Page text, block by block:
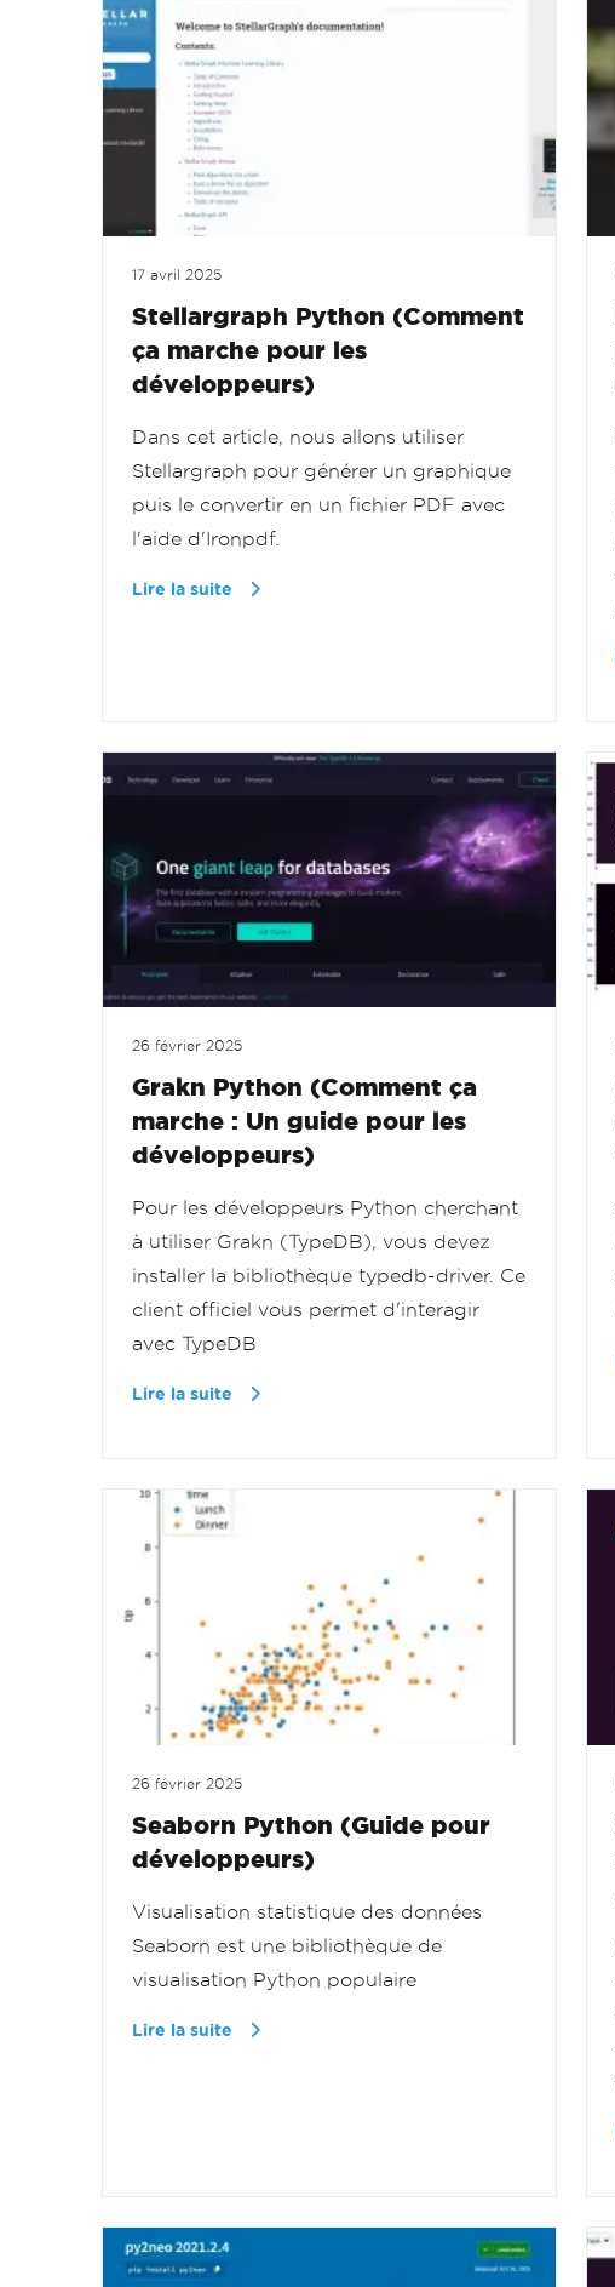
17 avril 2025
Stellargraph Python (Comment
ça marche pour les
développeurs)
Dans cet article, nous allons utiliser
Stellargraph pour générer un graphique
puis le convertir en un fichier PDF avec
l'aide d'Ironpdf.
Lire la suite
26 février 2025
Grakn Python (Comment ça
marche : Un guide pour les
développeurs)
Pour les développeurs Python cherchant
à utiliser Grakn (TypeDB), vous devez
installer la bibliothèque typedb-driver. Ce
client officiel vous permet d'interagir
avec TypeDB
Lire la suite
26 février 2025
Seaborn Python (Guide pour
développeurs)
Visualisation statistique des données
Seaborn est une bibliothèque de
visualisation Python populaire
Lire la suite